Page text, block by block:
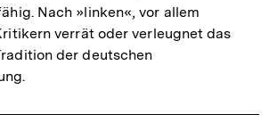
Nach »linken«, vor allem
verrät oder verleugnet das
der deutschen